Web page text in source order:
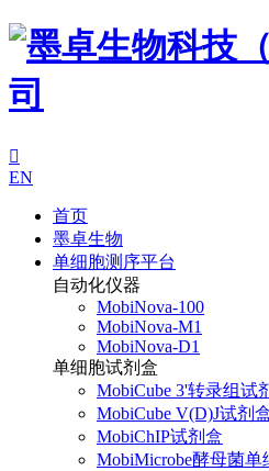

EN
首页
墨卓生物
单细胞测序平台
自动化仪器
MobiNova-100
MobiNova-M1
MobiNova-D1
单细胞试剂盒
MobiCube 3'转录组试
MobiCube V(D)J试剂
MobiChIP试剂盒
MobiMicrobe酵母菌